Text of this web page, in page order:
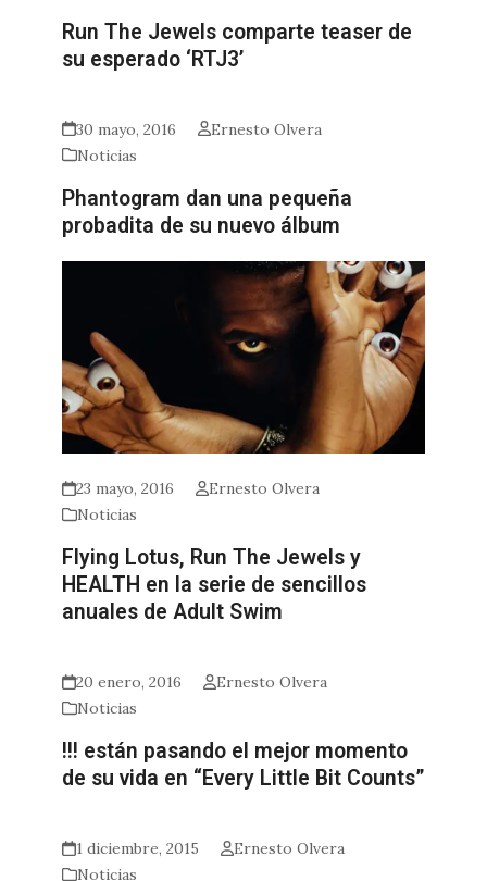
Run The Jewels comparte teaser de
su esperado ‘RTJ3’
30 mayo, 2016
Ernesto Olvera
Noticias
Phantogram dan una pequeña
probadita de su nuevo álbum
23 mayo, 2016
Ernesto Olvera
Noticias
Flying Lotus, Run The Jewels y
HEALTH en la serie de sencillos
anuales de Adult Swim
20 enero, 2016
Ernesto Olvera
Noticias
!!! están pasando el mejor momento
de su vida en “Every Little Bit Counts”
1 diciembre, 2015
Ernesto Olvera
Noticias